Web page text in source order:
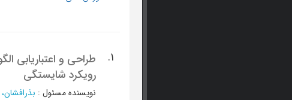
1.
طراحی و اعتباریابی
رویکرد شایستگی
نویسنده مسئول :